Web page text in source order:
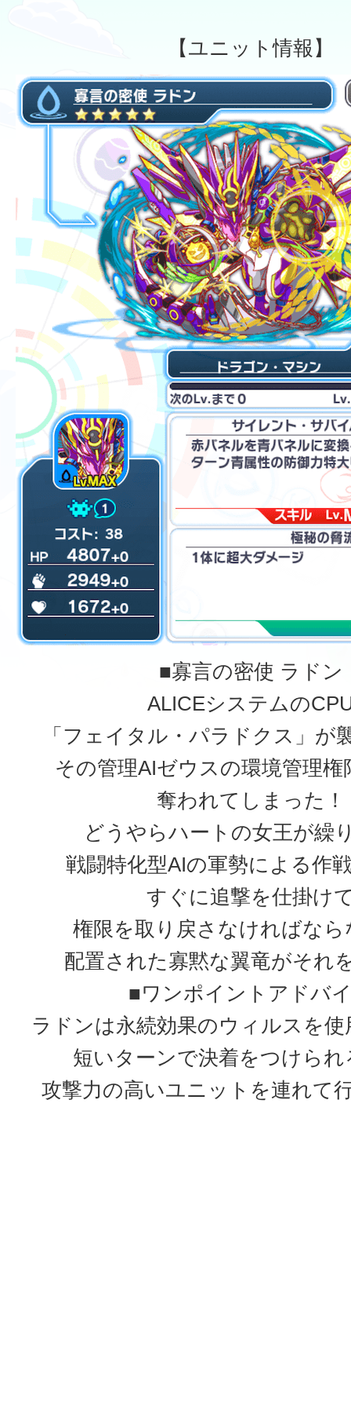
【ユニット情報】
■寡言の密使 ラドン
ALICEシステムの
「フェイタル・パラドクス」が
その管理AIゼウスの環境管理権
奪われてしまった！
どうやらハートの女王が繰
戦闘特化型AIの軍勢による作
すぐに追撃を仕掛け
権限を取り戻さなければなら
配置された寡黙な翼竜がそれ
■ワンポイントアドバ
ラドンは永続効果のウィルスを
短いターンで決着をつけら
攻撃力の高いユニットを連れて